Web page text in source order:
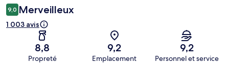
9,0 Merveilleux
1 003 avis
8,8
Propreté
9,2
Emplacement
9,2
Personnel et service